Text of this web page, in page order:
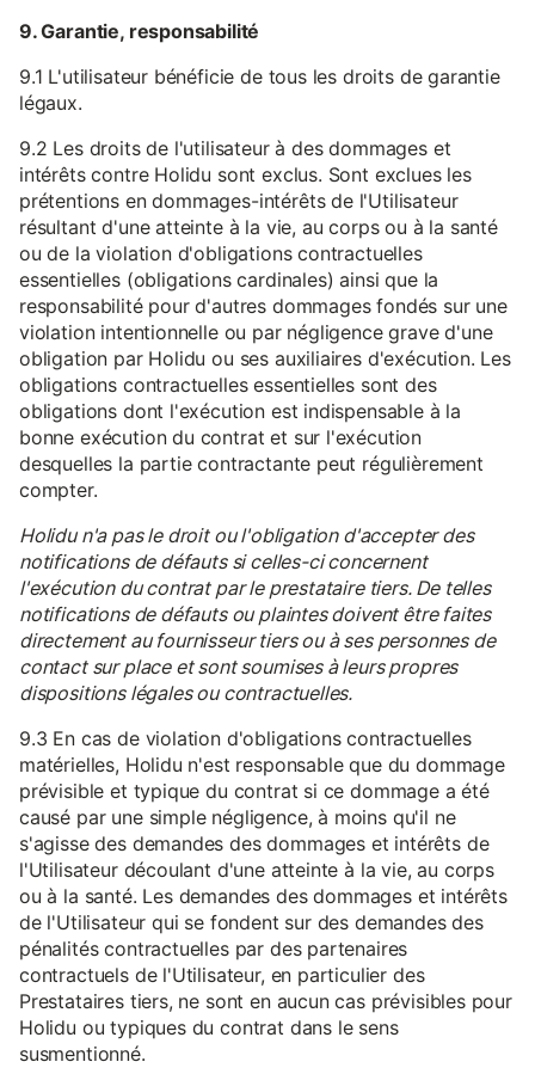
9. Garantie, responsabilité
9.1 L'utilisateur bénéficie de tous les droits de garantie
légaux.
9.2 Les droits de l'utilisateur à des dommages et
intérêts contre Holidu sont exclus. Sont exclues les
prétentions en dommages-intérêts de l'Utilisateur
résultant d'une atteinte à la vie, au corps ou à la santé
ou de la violation d'obligations contractuelles
essentielles (obligations cardinales) ainsi que la
responsabilité pour d'autres dommages fondés sur une
violation intentionnelle ou par négligence grave d'une
obligation par Holidu ou ses auxiliaires d'exécution. Les
obligations contractuelles essentielles sont des
obligations dont l'exécution est indispensable à la
bonne exécution du contrat et sur l'exécution
desquelles la partie contractante peut régulièrement
compter.
Holidu n'a pas le droit ou l'obligation d'accepter des
notifications de défauts si celles-ci concernent
l'exécution du contrat par le prestataire tiers. De telles
notifications de défauts ou plaintes doivent être faites
directement au fournisseur tiers ou à ses personnes de
contact sur place et sont soumises à leurs propres
dispositions légales ou contractuelles.
9.3 En cas de violation d'obligations contractuelles
matérielles, Holidu n'est responsable que du dommage
prévisible et typique du contrat si ce dommage a été
causé par une simple négligence, à moins qu'il ne
s'agisse des demandes des dommages et intérêts de
l'Utilisateur découlant d'une atteinte à la vie, au corps
ou à la santé. Les demandes des dommages et intérêts
de l'Utilisateur qui se fondent sur des demandes des
pénalités contractuelles par des partenaires
contractuels de l'Utilisateur, en particulier des
Prestataires tiers, ne sont en aucun cas prévisibles pour
Holidu ou typiques du contrat dans le sens
susmentionné.